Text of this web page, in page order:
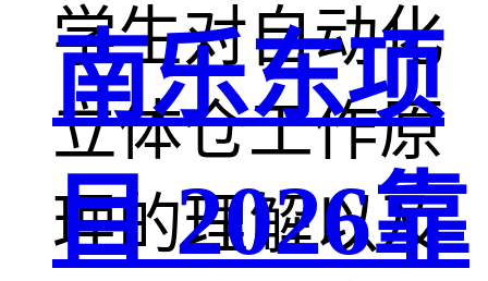
学生对自动化
立体仓工作原
理的理解以及
南乐东项
目 2026靠